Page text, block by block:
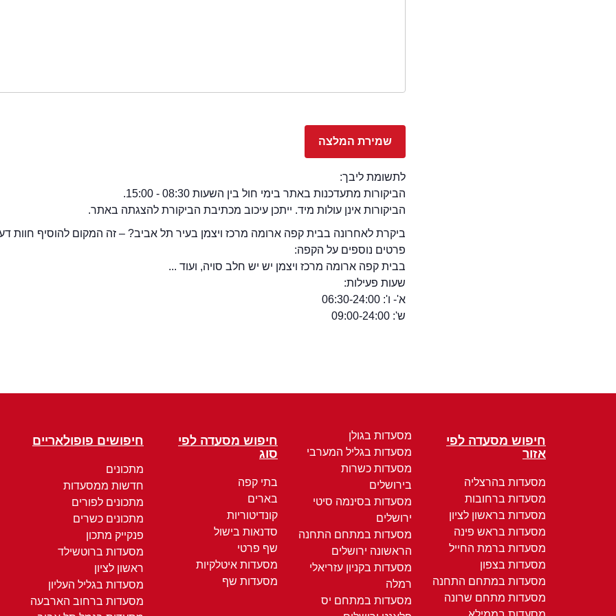
לתשומת ליבך:
הביקורות מתעדכנות באתר בימי חול בין השעות 08:30 - 15:00.
הביקורות אינן עולות מיד. ייתכן עיכוב מכתיבת הביקורת להצגתה באתר.
ביקרת לאחרונה בבית קפה ארומה מרכז ויצמן בעיר תל אביב? – זה המקום להוסיף חוות
פרטים נוספים על הקפה:
בבית קפה ארומה מרכז ויצמן יש יש חלב סויה, ועוד ...
שעות פעילות:
א'- ו': 06:30-24:00
ש': 09:00-24:00
חיפוש מסעדה לפי
אזור
מסעדות בהרצליה
מסעדות ברחובות
מסעדות בראשון לציון
מסעדות בראש פינה
מסעדות ברמת החייל
מסעדות בצפון
מסעדות במתחם התחנה
מסעדות מתחם שרונה
מסעדות בגולן
מסעדות בגליל המערבי
מסעדות כשרות
בירושלים
מסעדות בסינמה סיטי
ירושלים
מסעדות במתחם התחנה
הראשונה ירושלים
מסעדות בקניון עזריאלי
רמלה
מסעדות במתחם יס
חיפוש מסעדה לפי
סוג
בתי קפה
בארים
קונדיטוריות
סדנאות בישול
שף פרטי
מסעדות איטלקיות
מסעדות שף
חיפושים פופולאריים
מתכונים
חדשות ממסעדות
מתכונים לפורים
מתכונים כשרים
פנקייק מתכון
מסעדות ברוטשילד
ראשון לציון
מסעדות בגליל העליון
מסעדות ברחוב הארבעה